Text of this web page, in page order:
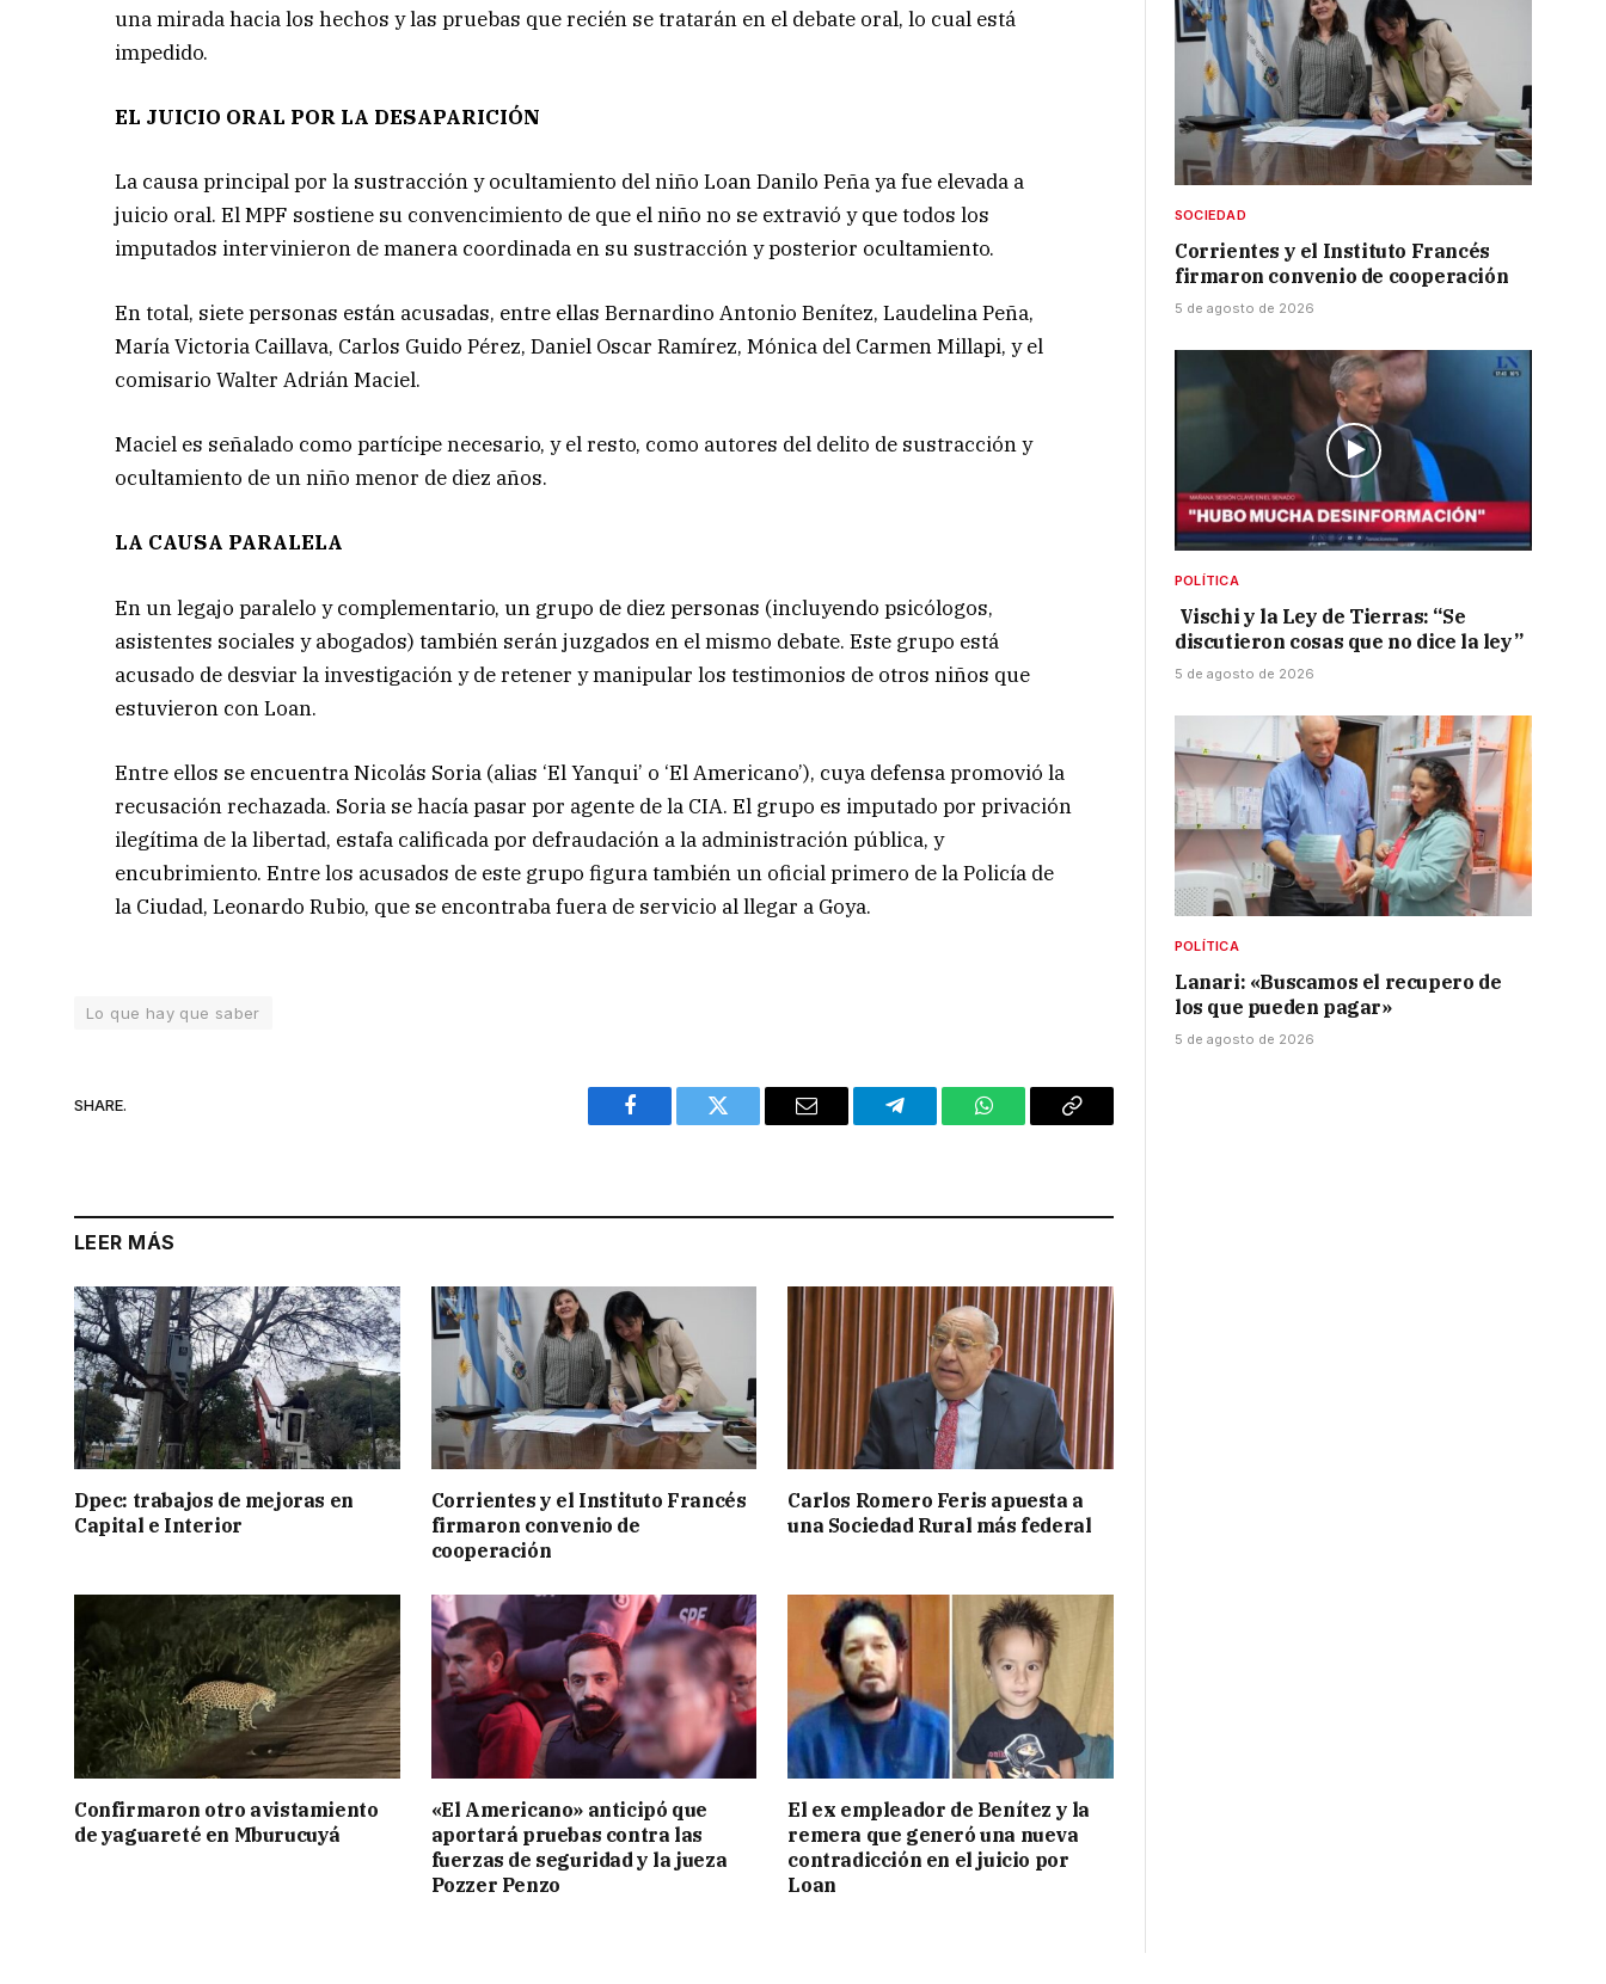
una mirada hacia los hechos y las pruebas que recién se tratarán en el debate oral, lo cual está
impedido.
EL JUICIO ORAL POR LA DESAPARICIÓN
La causa principal por la sustracción y ocultamiento del niño Loan Danilo Peña ya fue elevada a
juicio oral. El MPF sostiene su convencimiento de que el niño no se extravió y que todos los
imputados intervinieron de manera coordinada en su sustracción y posterior ocultamiento.
En total, siete personas están acusadas, entre ellas Bernardino Antonio Benítez, Laudelina Peña,
María Victoria Caillava, Carlos Guido Pérez, Daniel Oscar Ramírez, Mónica del Carmen Millapi, y el
comisario Walter Adrián Maciel.
Maciel es señalado como partícipe necesario, y el resto, como autores del delito de sustracción y
ocultamiento de un niño menor de diez años.
LA CAUSA PARALELA
En un legajo paralelo y complementario, un grupo de diez personas (incluyendo psicólogos,
asistentes sociales y abogados) también serán juzgados en el mismo debate. Este grupo está
acusado de desviar la investigación y de retener y manipular los testimonios de otros niños que
estuvieron con Loan.
Entre ellos se encuentraNicolás Soria (alias ‘El Yanqui’ o ‘El Americano’), cuya defensa promovió la
recusación rechazada. Soria se hacía pasar por agente de la CIA. El grupo es imputado por privación
ilegítima de la libertad, estafa calificada por defraudación a la administración pública, y
encubrimiento. Entre los acusados de este grupo figura también un oficial primero de la Policía de
la Ciudad, Leonardo Rubio, que se encontraba fuera de servicio al llegar a Goya.
Lo que hay que saber
SHARE.
Facebook Twitter Email Telegram WhatsAppCopy
LEER MÁS
Dpec: trabajos de mejoras en
Capital e Interior
Corrientes y el Instituto Francés
firmaron convenio de
cooperación
Carlos Romero Feris apuesta a
una Sociedad Rural más federal
Confirmaron otro avistamiento
de yaguareté en Mburucuyá
«El Americano» anticipó que
aportará pruebas contra las
fuerzas de seguridad y la jueza
Pozzer Penzo
El ex empleador de Benítez y la
remera que generó una nueva
contradicción en el juicio por
Loan
SOCIEDAD
Corrientes y el Instituto Francés
firmaron convenio de cooperación
5 de agosto de 2026
POLÍTICA
Vischi y la Ley de Tierras: “Se
discutieron cosas que no dice la ley”
5 de agosto de 2026
POLÍTICA
Lanari: «Buscamos el recupero de
los que pueden pagar»
5 de agosto de 2026